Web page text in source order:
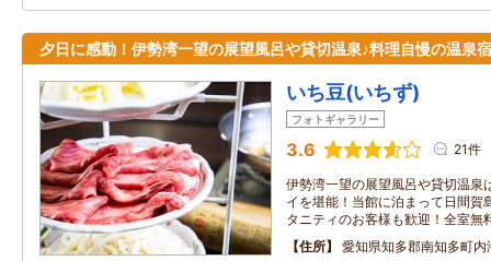
夕日に感動！伊勢湾一望の展望風呂や貸切温泉♪料理自慢の温泉宿
いち豆(いちず)
フォトギャラリー
3.6 21件
伊勢湾一望の展望風呂や貸切温泉
イを堪能！当館に泊まって日間賀
タニティのお客様も歓迎！全室無
住所
愛知県知多郡南知多町